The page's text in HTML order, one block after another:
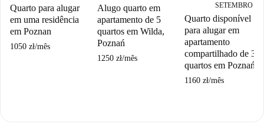
Quarto para alugar
em uma residência
em Poznan
1050 zł/mês
Alugo quarto em
apartamento de 5
quartos em Wilda,
Poznań
1250 zł/mês
SETEMBRO
Quarto disponível
para alugar em
apartamento
compartilhado de 3
quartos em Poznań.
1160 zł/mês